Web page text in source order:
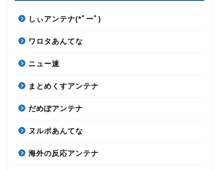
しぃアンテナ(*ﾟーﾟ)
ワロタあんてな
ニュー速
まとめくすアンテナ
だめぽアンテナ
ヌルポあんてな
海外の反応アンテナ